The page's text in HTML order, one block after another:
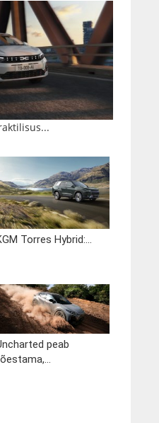
Torres Hybrid:...
peab